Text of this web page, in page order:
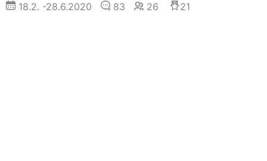
18.2. -28.6.2020 83 26 21